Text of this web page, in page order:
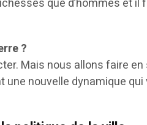
?
Mais nous allons faire
nouvelle dynamique